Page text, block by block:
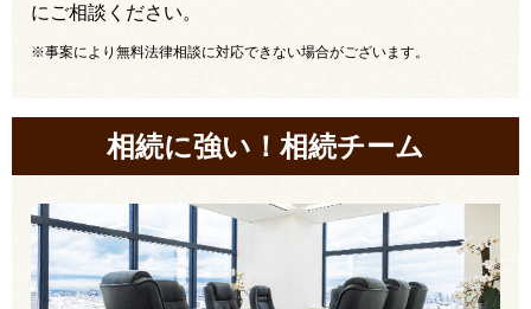
にご相談ください。
※事案により無料法律相談に対応できない場合がございます。
相続に強い！相続チーム